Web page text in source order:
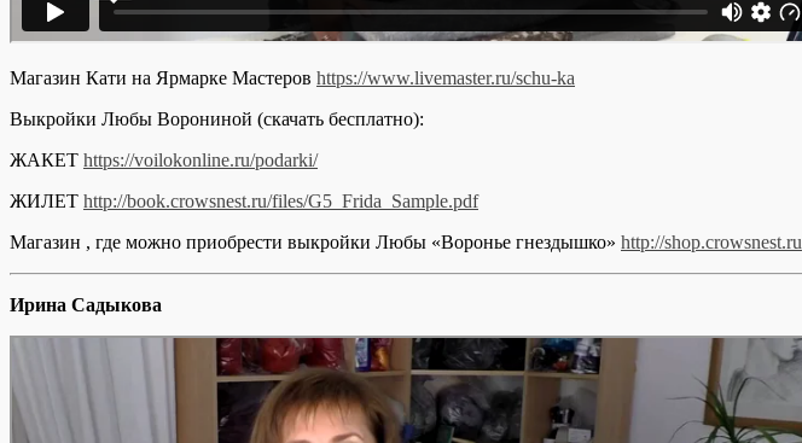
Магазин Кати на Ярмарке Мастеров https://www.livemaster.ru/schu-ka
Выкройки Любы Ворониной (скачать бесплатно):
ЖАКЕТ https://voilokonline.ru/podarki/
ЖИЛЕТ http://book.crowsnest.ru/files/G5_Frida_Sample.pdf
Магазин , где можно приобрести выкройки Любы «Воронье гнездышко» http://shop.crowsnest.ru
Ирина Садыкова